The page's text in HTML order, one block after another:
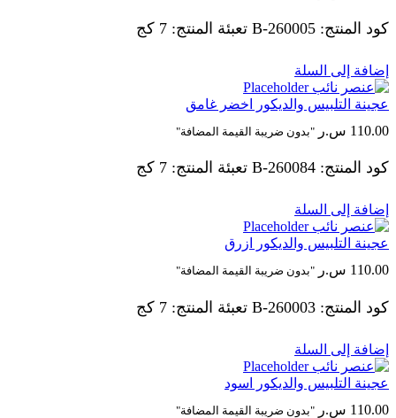
كود المنتج: 260005-B تعبئة المنتج: 7 كج
إضافة إلى السلة
عجينة التلبيس والديكور اخضر غامق
110.00 س.ر "بدون ضريبة القيمة المضافة"
كود المنتج: 260084-B تعبئة المنتج: 7 كج
إضافة إلى السلة
عجينة التلبيس والديكور ازرق
110.00 س.ر "بدون ضريبة القيمة المضافة"
كود المنتج: 260003-B تعبئة المنتج: 7 كج
إضافة إلى السلة
عجينة التلبيس والديكور اسود
110.00 س.ر "بدون ضريبة القيمة المضافة"